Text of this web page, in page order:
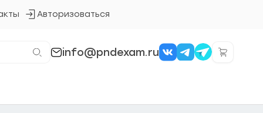
Авторизоваться
Кнопка
info@pndexam.ru